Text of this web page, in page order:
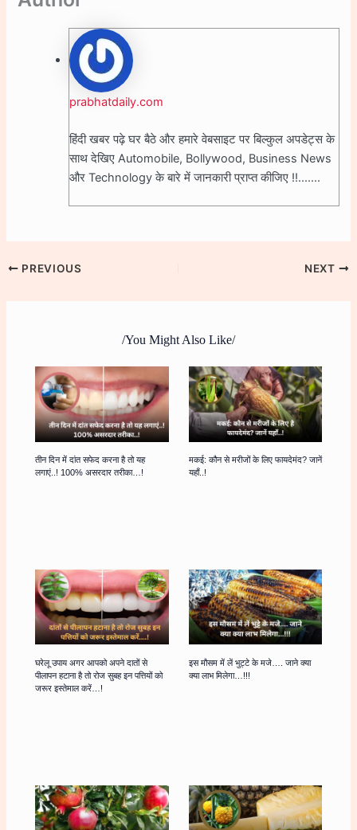
prabhatdaily.com
हिंदी खबर पढ़े घर बैठे और हमारे वेबसाइट पर बिल्कुल अपडेट्स के
साथ देखिए Automobile, Bollywood, Business News
और Technology के बारे में जानकारी प्राप्त कीजिए !!.......
PREVIOUS NEXT
/You Might Also Like/
तीन दिन में दांत सफेद करना है तो यह
लगाएं..! 100% असरदार तरीका…!
मकई: कौन से मरीजों के लिए फायदेमंद? जानें
यहाँ..!
घरेलू उपाय अगर आपको अपने दातों से
पीलापन हटाना है तो रोज सुबह इन पत्तियों को
जरूर इस्तेमाल करें…!
इस मौसम में लें भुट्टे के मजे…. जाने क्या
क्या लाभ मिलेगा…!!!